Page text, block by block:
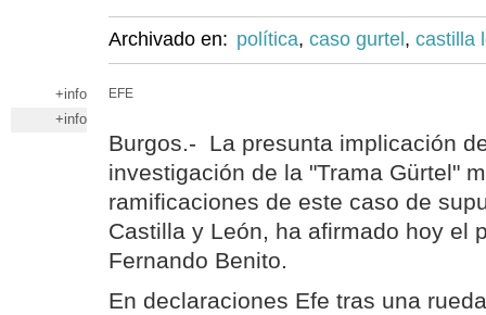
Archivado en: política, caso gurtel , castilla
+info
+info
EFE
Burgos.- La presunta implicación
investigación de la "Trama Gürtel"
ramificaciones de este caso de
Castilla y León, ha afirmado hoy el
Fernando Benito.
En declaraciones Efe tras una